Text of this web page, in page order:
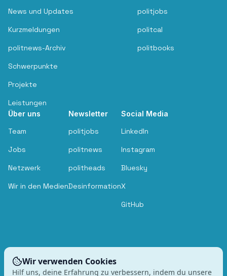
Wir verwenden Cookies
Hilf uns, deine Erfahrung zu verbessern, indem du unsere
News und Updates
Kurzmeldungen
politnews-Archiv
Schwerpunkte
Projekte
Leistungen
politjobs
politcal
politbooks
Über uns
Team
Jobs
Netzwerk
Wir in den Medien
Newsletter
politjobs
politnews
politheads
Desinformation
Social Media
LinkedIn
Instagram
Bluesky
X
GitHub